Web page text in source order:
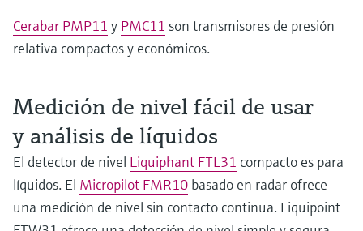
Cerabar PMP11 y PMC11 son transmisores de presión
relativa compactos y económicos.
Medición de nivel fácil de usar
y análisis de líquidos
El detector de nivel Liquiphant FTL31 compacto es para
líquidos. El Micropilot FMR10 basado en radar ofrece
una medición de nivel sin contacto continua. Liquipoint